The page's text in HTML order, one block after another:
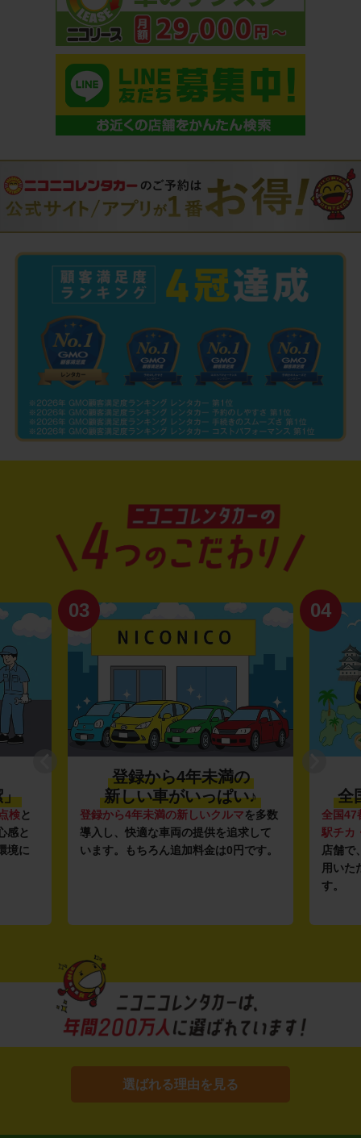
」
検と
感と
境に
03
登録から4年未満の
新しい車がいっぱい♪
登録から4年未満の新しいクルマを多数
導入し、快適な車両の提供を追求して
います。もちろん追加料金は0円です。
04
全
全国47
駅チカ
店舗で
用いた
す。
選ばれる理由を見る